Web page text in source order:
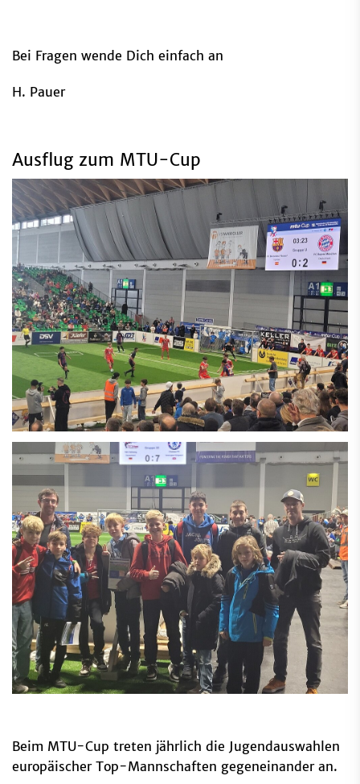
Bei Fragen wende Dich einfach an
H. Pauer
Ausflug zum MTU-Cup
Beim MTU-Cup treten jährlich die Jugendauswahlen
europäischer Top-Mannschaften gegeneinander an.